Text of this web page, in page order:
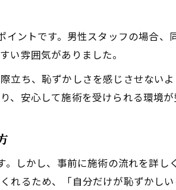
見られることへの対処と心構え
の流れや痛みを本音で語る体験記
脱毛のVIO施術当日の流れを詳しく
毛でスタッフから受けた丁寧な説明
抑える最新機器の体験レビュー
脱毛で清潔感が高まる理由と体験談
ントです。男性スタッフの場合
い雰囲気がありました。
立ち、恥ずかしさを感じさせない
安心して施術を受けられる環境が
しかし、事前に施術の流れを詳
るため、「自分だけが恥ずかし